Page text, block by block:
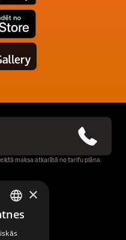
maksa atkarībā no tarifu plāna.
LATVIAN
ENGLISH
×